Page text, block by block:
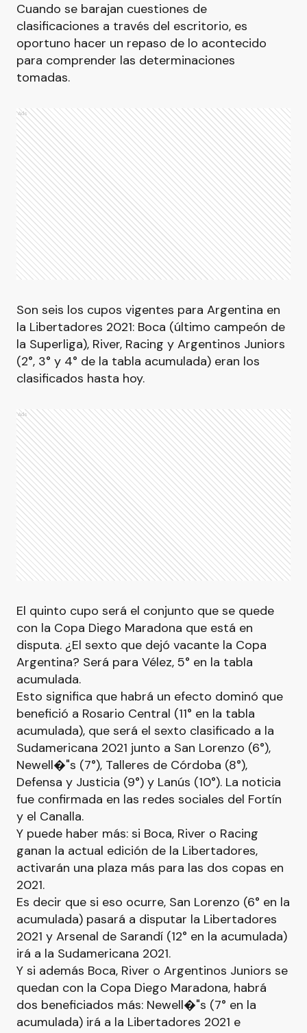
Cuando se barajan cuestiones de
clasificaciones a través del escritorio, es
oportuno hacer un repaso de lo acontecido
para comprender las determinaciones
tomadas.
Ads
Son seis los cupos vigentes para Argentina en
la Libertadores 2021: Boca (último campeón de
la Superliga), River, Racing y Argentinos Juniors
(2°, 3° y 4° de la tabla acumulada) eran los
clasificados hasta hoy.
Ads
El quinto cupo será el conjunto que se quede
con la Copa Diego Maradona que está en
disputa. ¿El sexto que dejó vacante la Copa
Argentina? Será para Vélez, 5° en la tabla
acumulada.
Esto significa que habrá un efecto dominó que
benefició a Rosario Central (11° en la tabla
acumulada), que será el sexto clasificado a la
Sudamericana 2021 junto a San Lorenzo (6°),
Newell�"s (7°), Talleres de Córdoba (8°),
Defensa y Justicia (9°) y Lanús (10°). La noticia
fue confirmada en las redes sociales del Fortín
y el Canalla.
Y puede haber más: si Boca, River o Racing
ganan la actual edición de la Libertadores,
activarán una plaza más para las dos copas en
2021.
Es decir que si eso ocurre, San Lorenzo (6° en la
acumulada) pasará a disputar la Libertadores
2021 y Arsenal de Sarandí (12° en la acumulada)
irá a la Sudamericana 2021.
Y si además Boca, River o Argentinos Juniors se
quedan con la Copa Diego Maradona, habrá
dos beneficiados más: Newell�"s (7° en la
acumulada) irá a la Libertadores 2021 e